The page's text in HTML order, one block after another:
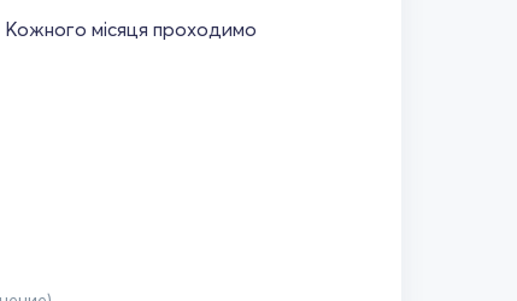
Кожного місяця проходимо